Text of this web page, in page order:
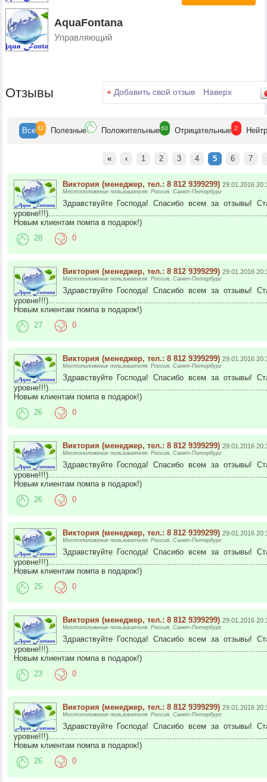
AquaFontana
Управляющий
Отзывы + Добавить свой отзыв Наверх
Все 62 Полезные Положительные 60 Отрицательные 2 Нейтр
« ‹ 1 2 3 4 5 6 7
Виктория (менеджер, тел.: 8 812 9399299) 29.01.2016
Местоположение пользователя: Россия, Санкт-Петербург
Здравствуйте Господа! Спасибо всем за отзывы!
Новым клиентам помпа в подарок!)
28
0
Виктория (менеджер, тел.: 8 812 9399299) 29.01.2016
Местоположение пользователя: Россия, Санкт-Петербург
Здравствуйте Господа! Спасибо всем за отзывы!
Новым клиентам помпа в подарок!)
27
0
Виктория (менеджер, тел.: 8 812 9399299) 29.01.2016
Местоположение пользователя: Россия, Санкт-Петербург
Здравствуйте Господа! Спасибо всем за отзывы!
Новым клиентам помпа в подарок!)
26
0
Виктория (менеджер, тел.: 8 812 9399299) 29.01.2016
Местоположение пользователя: Россия, Санкт-Петербург
Здравствуйте Господа! Спасибо всем за отзывы!
Новым клиентам помпа в подарок!)
26
0
Виктория (менеджер, тел.: 8 812 9399299) 29.01.2016
Местоположение пользователя: Россия, Санкт-Петербург
Здравствуйте Господа! Спасибо всем за отзывы!
Новым клиентам помпа в подарок!)
25
0
Виктория (менеджер, тел.: 8 812 9399299) 29.01.2016
Местоположение пользователя: Россия, Санкт-Петербург
Здравствуйте Господа! Спасибо всем за отзывы!
Новым клиентам помпа в подарок!)
23
0
Виктория (менеджер, тел.: 8 812 9399299) 29.01.2016
Местоположение пользователя: Россия, Санкт-Петербург
Здравствуйте Господа! Спасибо всем за отзывы!
Новым клиентам помпа в подарок!)
26
0